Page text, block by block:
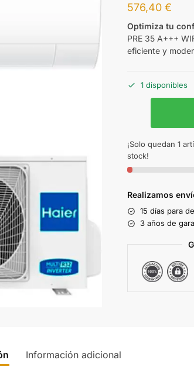
576,40€
Optimiza tu
PRE 35 A+++
eficiente y
1 disponibles
¡Solo quedan 1
stock!
Realizamos
15 días para
3 años de
Información adicional